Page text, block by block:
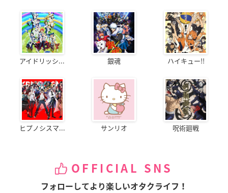
アイドリッシ... 銀魂 ハイキュー!!
ヒプノシスマ... サンリオ 呪術廻戦
OFFICIAL SNS
フォローしてより楽しいオタクライフ！